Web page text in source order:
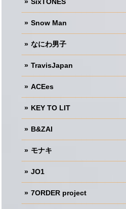
Snow Man
なにわ男子
TravisJapan
ACEes
KEY TO LIT
B&ZAI
モナキ
JO1
7ORDER project